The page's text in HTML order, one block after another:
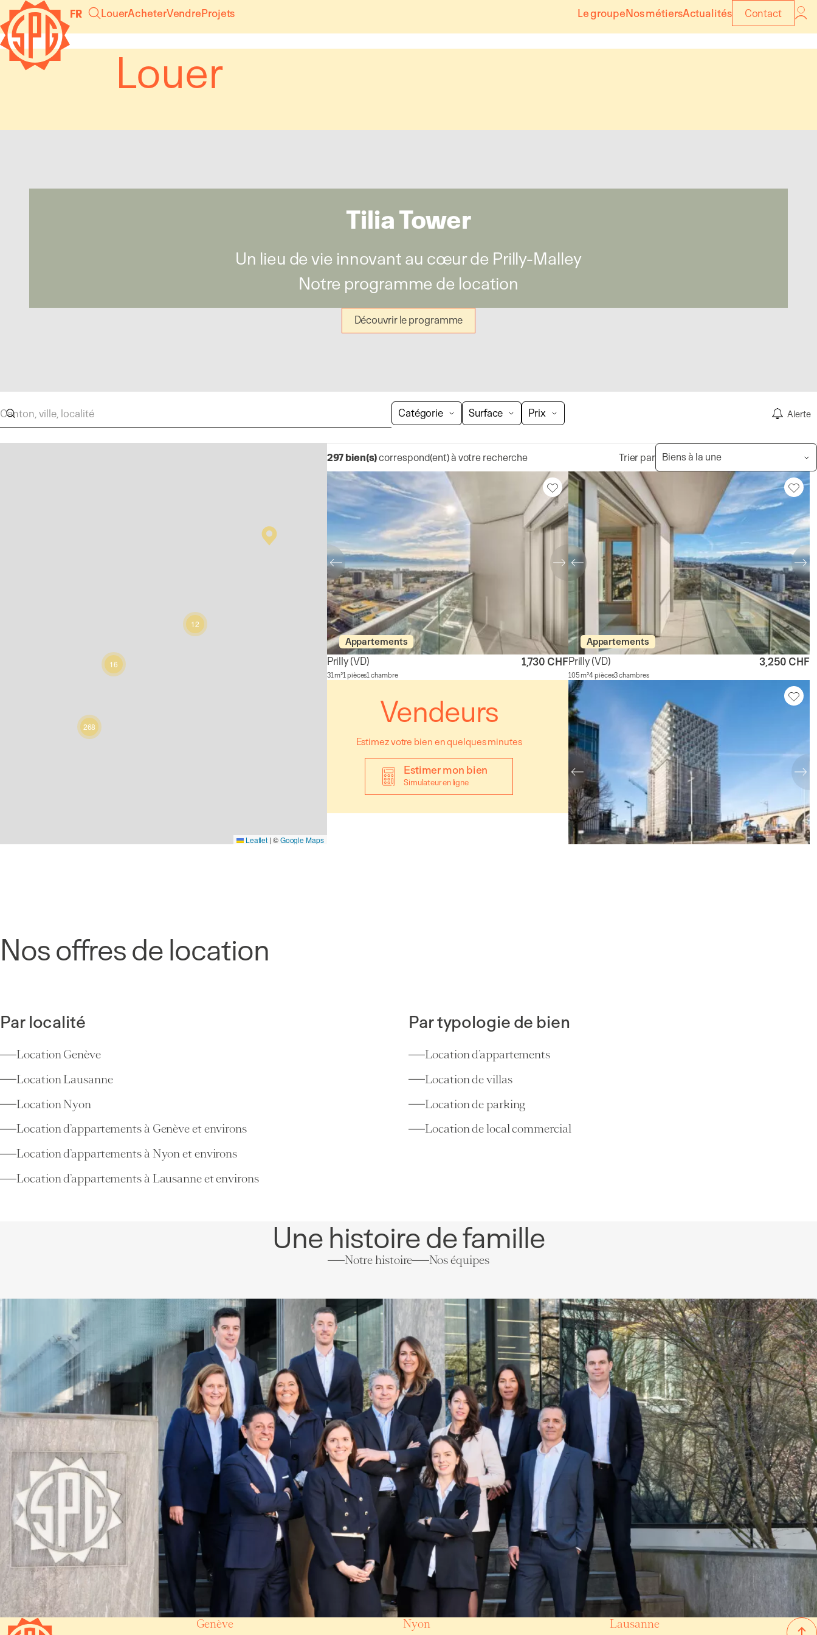
Panneau de gestion des cookies
FR LouerAcheterVendreProjets Le groupeNos métiersActualités Contact
Louer
Tilia Tower
Un lieu de vie innovant au cœur de Prilly-Malley
Notre programme de location
Découvrir le programme
Catégorie Surface Prix Alerte
297bien(s)correspond(ent) à votre recherche Trier par
Appartements
Prilly(VD)
31 m²1 pièces1 chambre
1,730 CHF
Appartements
Prilly(VD)
105 m²4 pièces3 chambres
3,250 CHF
Vendeurs
Estimez votre bien en quelques minutes
Estimer mon bien
Simulateur en ligne
3 chambres 8 pièces3 chambres
Villas/Chalets Sélection Luxe
Lutry(VD)
179 m²6 pièces
7,950 CHF
Villas/Chalets
Collonge-Bellerive(GE)
135 m² 4 pièces 2 chambres
5,400 CHF
16
268
12
Leaflet | ©Google Maps
Nos offres de location
Par localité
Location Genève
Location Lausanne
Location Nyon
Location d’appartements à Genève et environs
Location d’appartements à Nyon et environs
Location d’appartements à Lausanne et environs
Par typologie de bien
Location d’appartements
Location de villas
Location de parking
Location de local commercial
Une histoire de famille
Notre histoire Nos équipes
Genève Nyon Lausanne